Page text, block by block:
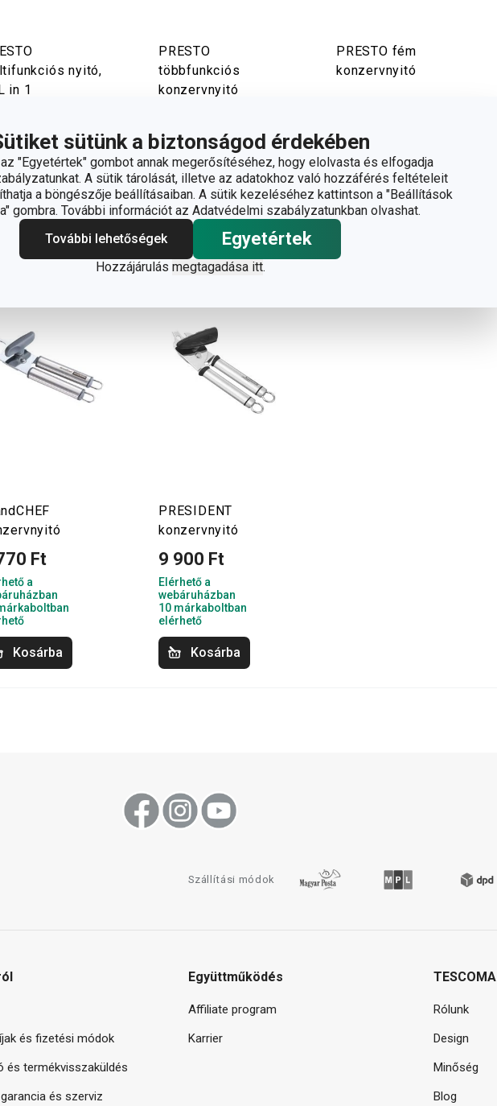
sütünk a biztonságod érdekében
"Egyetértek" gombot annak megerősítéséhez, hogy elolvasta és elfogadja
A sütik tárolását, illetve az adatokhoz való hozzáférés feltételeit
a böngészője beállításaiban. A sütik kezeléséhez kattintson a "Beállítások
gombra. További információt az Adatvédelmi szabályzatunkban olvashat.
További lehetőségek
Egyetértek
Hozzájárulás megtagadása itt.
nyitó,
in 1
a
Kosárba
PRESTO
többfunkciós
konzervnyitó
Elérhető a
webáruházban
9 márkaboltban elérhető
Kosárba
PRESTO fém
konzervnyitó
Elérhető a
webáruházban
7 márkaboltban elérhető
Kosárba
Ft
a
Kosárba
PRESIDENT
konzervnyitó
9 900 Ft
Elérhető a
webáruházban
10 márkaboltban
elérhető
Kosárba
Szállítási módok
és fizetési módok
és termékvisszaküldés
és szerviz
Együttműködés
Affiliate program
Karrier
TESCOMA
Rólunk
Design
Minőség
Blog